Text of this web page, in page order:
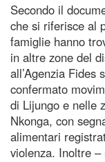
Secondo il
che si riferisce al
famiglie hanno
in altre zone del
all’Agenzia Fides
confermato
di Lijungo e nelle
Nkonga, con
alimentari
violenza. Inoltre